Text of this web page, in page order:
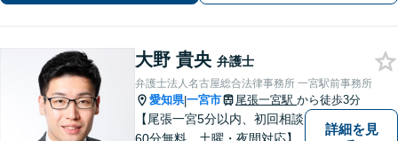
大野 貴央 弁護士
弁護士法人名古屋総合法律事務所 一宮駅前事務所
愛知県|一宮市 尾張一宮駅 から徒歩3分
【尾張一宮5分以内、初回相談
詳細を見